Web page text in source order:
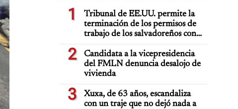
1
Tribunal de EE.UU. permite la
terminación de los permisos de
trabajo de los salvadoreños con
TPS
2
Candidata a la vicepresidencia
del FMLN denuncia desalojo de
vivienda
3
Xuxa, de 63 años, escandaliza
con un traje que no dejó nada a